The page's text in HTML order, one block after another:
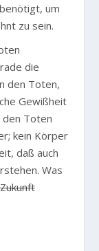
um
zu sein.
die
den Toten,
Gewißheit
den Toten
kein Körper
daß auch
Was
Zukunft